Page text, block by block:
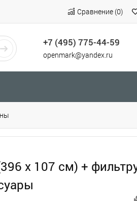
Сравнение (0)
+7 (495) 775-44-59
openmark@yandex.ru
х 107 см) +